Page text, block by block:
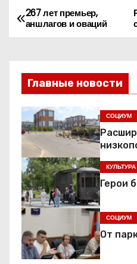
Н
в
и
г
а
ц
и
я
п
267 лет премьер,
аншлагов и оваций
Главные новости
СОЦИУМ
КУЛЬТУРА
Герои
СОЦИУМ
От